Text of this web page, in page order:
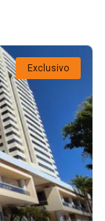
Exclusivo